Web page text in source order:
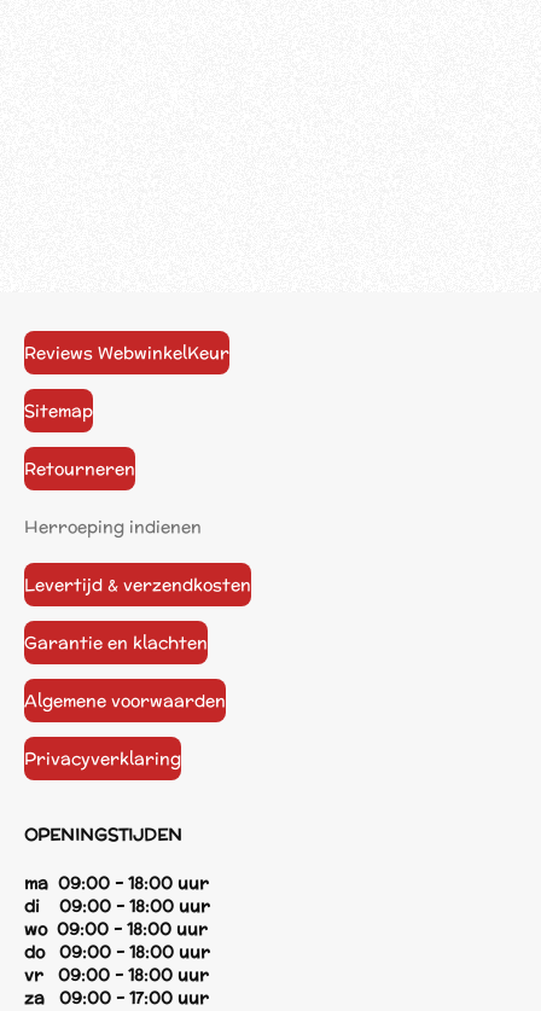
Reviews WebwinkelKeur
Sitemap
Retourneren
Herroeping indienen
Levertijd & verzendkosten
Garantie en klachten
Algemene voorwaarden
Privacyverklaring
OPENINGSTIJDEN
ma 09:00 - 18:00 uur
di 09:00 - 18:00 uur
wo 09:00 - 18:00 uur
do 09:00 - 18:00 uur
vr 09:00 - 18:00 uur
za 09:00 - 17:00 uur